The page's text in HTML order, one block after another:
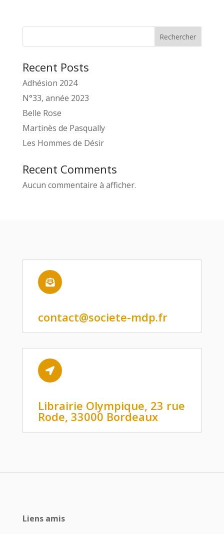
Rechercher
Recent Posts
Adhésion 2024
N°33, année 2023
Belle Rose
Martinès de Pasqually
Les Hommes de Désir
Recent Comments
Aucun commentaire à afficher.

contact@societe-mdp.fr

Librairie Olympique, 23 rue
Rode, 33000 Bordeaux
Liens amis